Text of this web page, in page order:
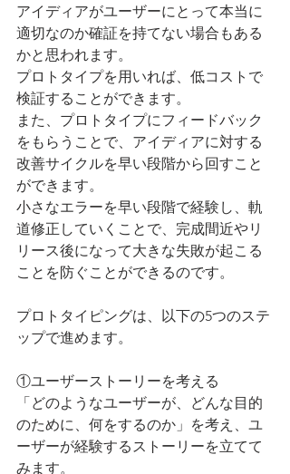
アイディアがユーザーにとって本当に
適切なのか確証を持てない場合もある
かと思われます。
プロトタイプを用いれば、低コストで
検証することができます。
また、プロトタイプにフィードバック
をもらうことで、アイディアに対する
改善サイクルを早い段階から回すこと
ができます。
小さなエラーを早い段階で経験し、軌
道修正していくことで、完成間近やリ
リース後になって大きな失敗が起こる
ことを防ぐことができるのです。
プロトタイピングは、以下の5つのステ
ップで進めます。
①ユーザーストーリーを考える
「どのようなユーザーが、どんな目的
のために、何をするのか」を考え、ユ
ーザーが経験するストーリーを立てて
みます。